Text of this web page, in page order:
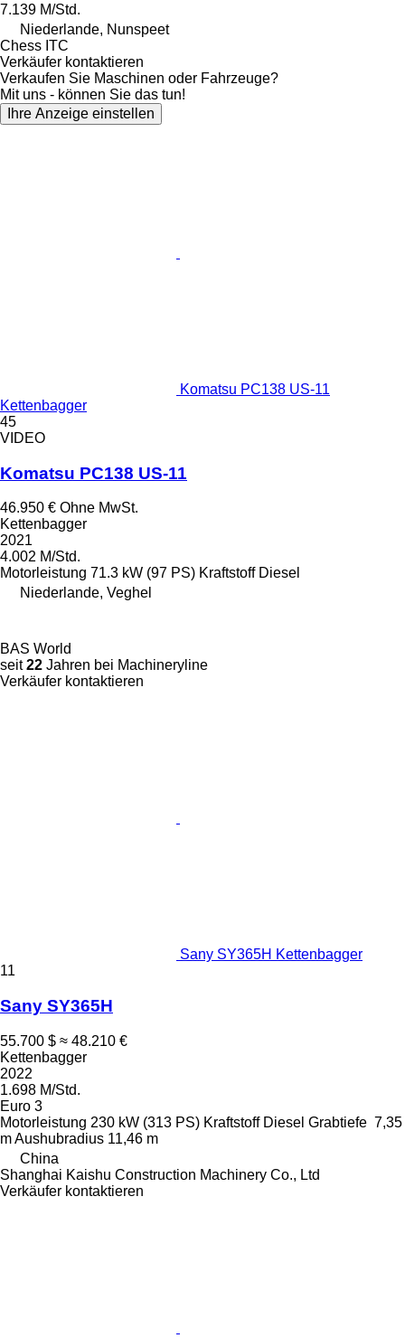
7.139 M/Std.
Niederlande, Nunspeet
Chess ITC
Verkäufer kontaktieren
Verkaufen Sie Maschinen oder Fahrzeuge?
Mit uns - können Sie das tun!
Ihre Anzeige einstellen
Komatsu PC138 US-11
Kettenbagger
45
VIDEO
Komatsu PC138 US-11
46.950 € Ohne MwSt.
Kettenbagger
2021
4.002 M/Std.
Motorleistung 71.3 kW (97 PS) Kraftstoff Diesel
Niederlande, Veghel
BAS World
seit22 Jahren bei Machineryline
Verkäufer kontaktieren
Sany SY365H Kettenbagger
11
Sany SY365H
55.700 $ ≈ 48.210 €
Kettenbagger
2022
1.698 M/Std.
Euro 3
Motorleistung 230 kW (313 PS) Kraftstoff Diesel Grabtiefe 7,35
mAushubradius 11,46 m
China
Shanghai Kaishu Construction Machinery Co., Ltd
Verkäufer kontaktieren